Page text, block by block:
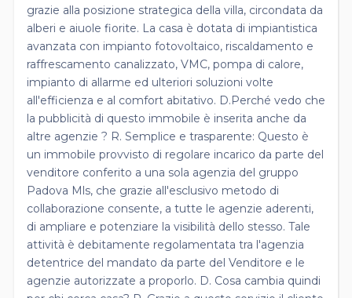
grazie alla posizione strategica della villa, circondata da
alberi e aiuole fiorite. La casa è dotata di impiantistica
avanzata con impianto fotovoltaico, riscaldamento e
raffrescamento canalizzato, VMC, pompa di calore,
impianto di allarme ed ulteriori soluzioni volte
all'efficienza e al comfort abitativo. D.Perché vedo che
la pubblicità di questo immobile è inserita anche da
altre agenzie ? R. Semplice e trasparente: Questo è
un immobile provvisto di regolare incarico da parte del
venditore conferito a una sola agenzia del gruppo
Padova Mls, che grazie all'esclusivo metodo di
collaborazione consente, a tutte le agenzie aderenti,
di ampliare e potenziare la visibilità dello stesso. Tale
attività è debitamente regolamentata tra l'agenzia
detentrice del mandato da parte del Venditore e le
agenzie autorizzate a proporlo. D. Cosa cambia quindi